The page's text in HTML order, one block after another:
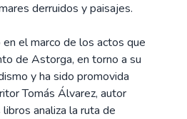
derruidos y paisajes.
el marco de los actos que
de Astorga, en torno a su
y ha sido promovida
Tomás Álvarez, autor
analiza la ruta de